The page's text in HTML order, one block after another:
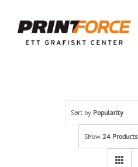
content
INSPIRATIONSort by Popularity
Show 24 Products